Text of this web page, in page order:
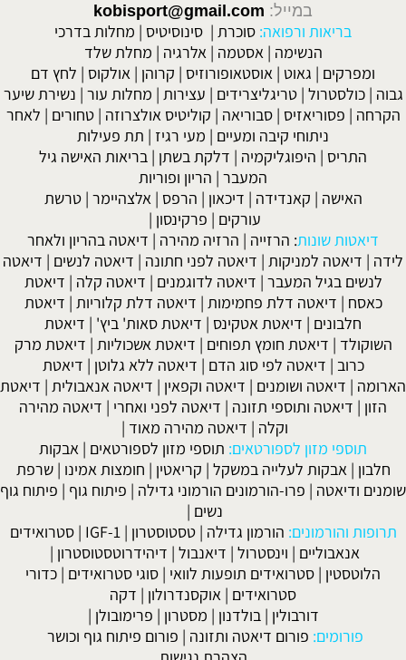
במייל: kobisport@gmail.com
בריאות ורפואה: סוכרת | סינוסיטיס | מחלות בדרכי
הנשימה | אסטמה | אלרגיה | מחלת שלד
ומפרקים | גאוט | אוסטאופורוזיס | קרוהן | אולקוס | לחץ דם
גבוה |כולסטרול |טריגליצרידים | עצירות | מחלות עור | נשירת שיער
הקרחה | פסוריאזיס |סבוריאה | קוליטיס אולצרוזה |טחורים | לאחר
ניתוחי קיבה ומעיים | מעי רגיז | תת פעילות
התריס | היפוגליקמיה | דלקת בשתן | בריאות האישה גיל
המעבר | הריון ופוריות
האישה | קאנדידה | דיכאון | הרפס | אלצהיימר |טרשת
עורקים | פרקינסון |
דיאטות שונות: הרזייה | הרזיה מהירה | דיאטה בהריון ולאחר
לידה | דיאטה למניקות | דיאטה לפני חתונה | דיאטה לנשים | דיאטה
לנשים בגיל המעבר | דיאטה לדוגמנים | דיאטה קלה | דיאטת
כאסח | דיאטה דלת פחמימות | דיאטה דלת קלוריות | דיאטת
חלבונים | דיאטת אטקינס | דיאטת סאות' ביץ' | דיאטת
השוקולד | דיאטת חומץ תפוחים | דיאטת אשכוליות | דיאטת מרק
כרוב | דיאטה לפי סוג הדם | דיאטה ללא גלוטן | דיאטת
הארומה | דיאטה ושומנים | דיאטה וקפאין | דיאטה אנאבולית | דיאטת
הזון | דיאטה ותוספי תזונה | דיאטה לפני ואחרי | דיאטה מהירה
וקלה | דיאטה מהירה מאוד |
תוספי מזון לספורטאים: תוספי מזון לספורטאים | אבקות
חלבון | אבקות לעלייה במשקל | קריאטין | חומצות אמינו |שרפת
שומנים ודיאטה | פרו-הורמונים הורמוני גדילה | פיתוח גוף | פיתוח גוף
נשים |
תרופות והורמונים: הורמון גדילה |טסטוסטרון |
IGF-1
|סטרואידים
אנאבוליים | וינסטרול | דיאנבול | דיהידרוטסטוסטרון |
הלוטסטין | סטרואידים תופעות לוואי | סוגי סטרואידים | כדורי
סטרואידים | אוקסנדרולון | דקה
דורבולין | בולדנון | מסטרון | פרימובולן |
פורומים: פורום דיאטה ותזונה | פורום פיתוח גוף וכושר